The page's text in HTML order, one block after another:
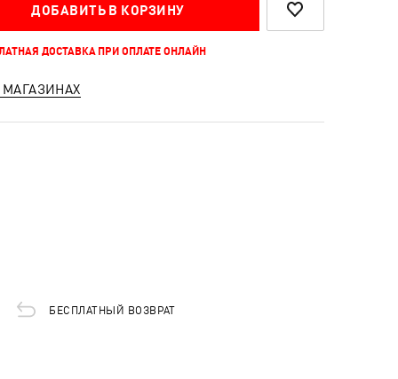
ДОБАВИТЬ В КОРЗИНУ
ДОСТАВКА ПРИ ОПЛАТЕ ОНЛАЙН
БЕСПЛАТНЫЙ ВОЗВРАТ